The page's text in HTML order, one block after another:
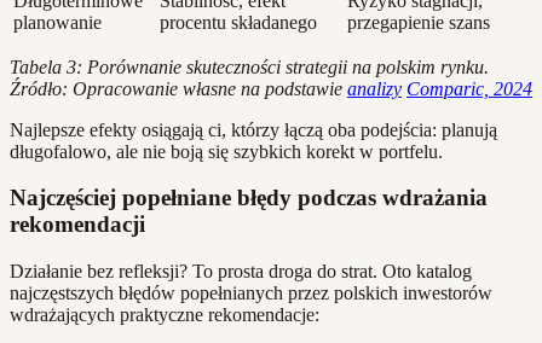
planowanie
procentu składanego
przegapienie szans
Tabela 3: Porównanie skuteczności strategii na polskim rynku.
Źródło: Opracowanie własne na podstawie analizy Comparic, 2024
Najlepsze efekty osiągają ci, którzy łączą oba podejścia: planują
długofalowo, ale nie boją się szybkich korekt w portfelu.
Najczęściej popełniane błędy podczas wdrażania
rekomendacji
Działanie bez refleksji? To prosta droga do strat. Oto katalog
najczęstszych błędów popełnianych przez polskich inwestorów
wdrażających praktyczne rekomendacje: